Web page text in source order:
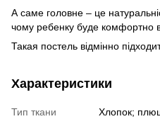
А саме головне – це
чому ребенку буде комфортно в
Такая постель відмінно
Характеристики
Тип ткани
Хлопок;